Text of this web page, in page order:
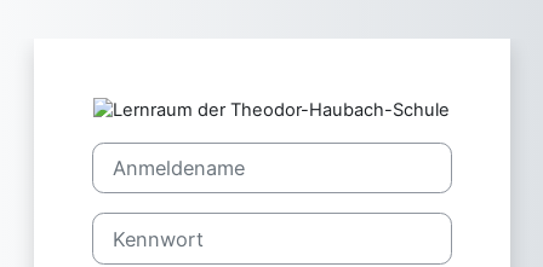
Anmelden bei
Anmeldename
Kennwort